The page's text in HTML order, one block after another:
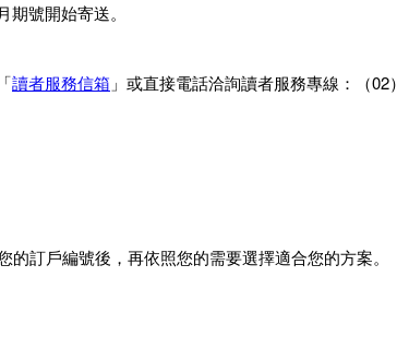
號開始寄送。
讀者服務信箱 」或直接電話洽詢讀者服務專線：（02）
的訂戶編號後，再依照您的需要選擇適合您的方案。